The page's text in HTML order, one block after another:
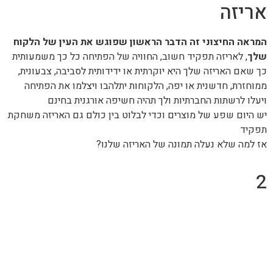
אריזה
המראה החיצוני זה הדבר הראשון שפוגש את העין של הלקוח
שלך, לאריזה תפקיד חשוב, החוויה של הפתיחה כל כך משמעותית
כך שאם האריזה שלך היא יוקרתית או ידידותית לסביבה, צבעונית,
ממוחזרת, חדשנית או יפה, הלקוחות יתלהבו ויצלמו את הפתיחה
ויעלו לרשתות החברתיות ולך תהיה חשיפה אורגנית בחינם
יש היום שפע של מוצרים וכדי לבלוט בין כולם גם האריזה משחקת
תפקיד
אז למה שלא נעלה תמונה של האריזה שלנו?
2